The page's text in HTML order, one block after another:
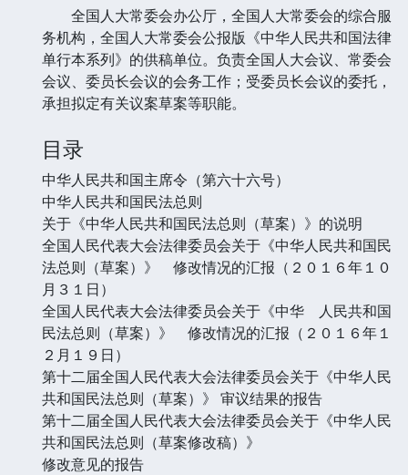
全国人大常委会办公厅，全国人大常委会的综合服
务机构，全国人大常委会公报版《中华人民共和国法律
单行本系列》的供稿单位。负责全国人大会议、常委会
会议、委员长会议的会务工作；受委员长会议的委托，
承担拟定有关议案草案等职能。
目录
中华人民共和国主席令（第六十六号）
中华人民共和国民法总则
关于《中华人民共和国民法总则（草案）》的说明
全国人民代表大会法律委员会关于《中华人民共和国民
法总则（草案）》 修改情况的汇报（２０１６年１０
月３１日）
全国人民代表大会法律委员会关于《中华 人民共和国
民法总则（草案）》 修改情况的汇报（２０１６年１
２月１９日）
第十二届全国人民代表大会法律委员会关于《中华人民
共和国民法总则（草案）》 审议结果的报告
第十二届全国人民代表大会法律委员会关于《中华人民
共和国民法总则（草案修改稿）》
修改意见的报告